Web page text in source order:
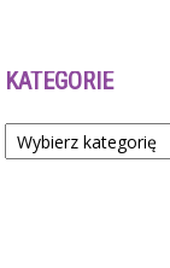
KATEGORIE
Kategorie